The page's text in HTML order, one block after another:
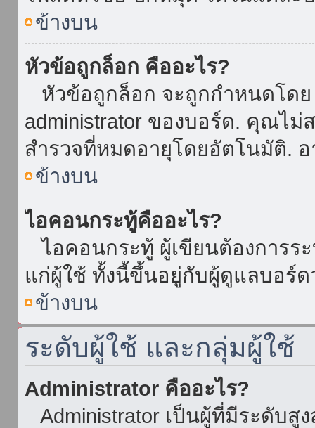
ข้างบน
หัวข้อถูกล็อก คืออะไร?
หัวข้อถูกล็อก จะถูกกำหนดโดย
administrator ของบอร์ด. คุณไ
สำรวจที่หมดอายุโดยอัตโนมัติ.
ข้างบน
ไอคอนกระทู้คืออะไร?
ไอคอนกระทู้ ผู้เขียนต้องการร
แก่ผู้ใช้ ทั้งนี้ขึ้นอยู่กับผู้ดูแลบอร์
ข้างบน
ระดับผู้ใช้ และกลุ่มผู้ใช้
Administrator คืออะไร?
Administrator เป็นผู้ที่มีระดับ